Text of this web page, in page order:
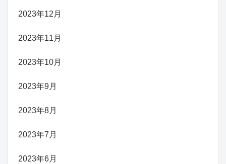
2023年12月
2023年11月
2023年10月
2023年9月
2023年8月
2023年7月
2023年6月